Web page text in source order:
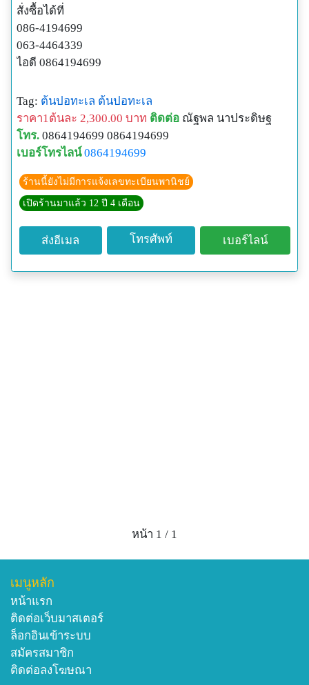
สั่งซื้อได้ที่
086-4194699
063-4464339
ไอดี 0864194699
Tag: ต้นปอทะเล ต้นปอทะเล
ราคา1ต้นละ 2,300.00 บาท ติดต่อ ณัฐพล นาประดิษฐ
โทร. 0864194699 0864194699
เบอร์โทรไลน์ 0864194699
ร้านนี้ยังไม่มีการแจ้งเลขทะเบียนพานิชย์
เปิดร้านมาแล้ว 12 ปี 4 เดือน
ส่งอีเมล โทรศัพท์ เบอร์ไลน์
หน้า 1 / 1
เมนูหลัก
หน้าแรก
ติดต่อเว็บมาสเตอร์
ล็อกอินเข้าระบบ
สมัครสมาชิก
ติดต่อลงโฆษณา